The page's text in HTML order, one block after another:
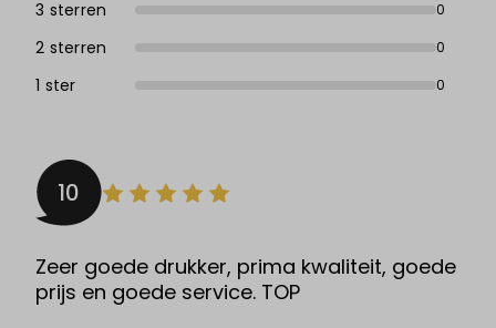
3 sterren 0
2 sterren 0
1 ster 0
10
Zeer goede drukker, prima kwaliteit, goede
prijs en goede service. TOP